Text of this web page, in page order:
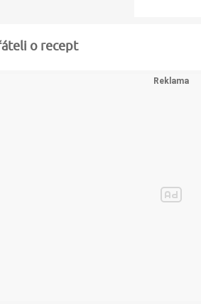
o recept